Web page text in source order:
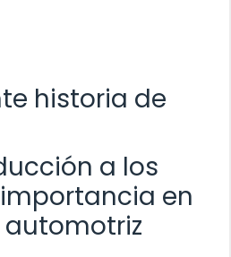
historia de
a los
en